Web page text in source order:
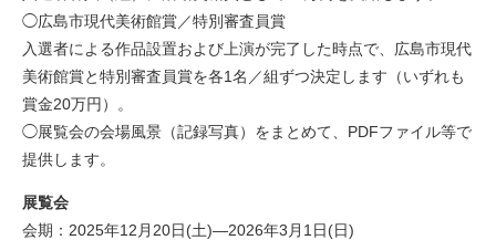
◯広島市現代美術館賞／特別審査員賞
入選者による作品設置および上演が完了した時点で、広島市現代
美術館賞と特別審査員賞を各1名／組ずつ決定します（いずれも
賞金20万円）。
◯展覧会の会場風景（記録写真）をまとめて、PDFファイル等で
提供します。
展覧会
会期：2025年12月20日(土)—2026年3月1日(日)